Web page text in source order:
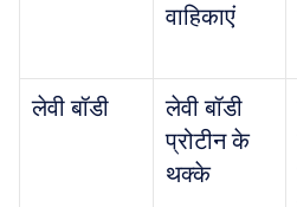
वाहिकाएं
लेवी बॉडी
लेवी बॉडी
प्रोटीन के
थक्के